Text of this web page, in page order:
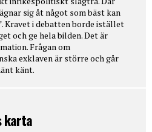
sig åt något som bäst kan
Kravet i debatten borde istället
och ge hela bilden. Det är
Frågan om
exklaven är större och går
känt.
karta